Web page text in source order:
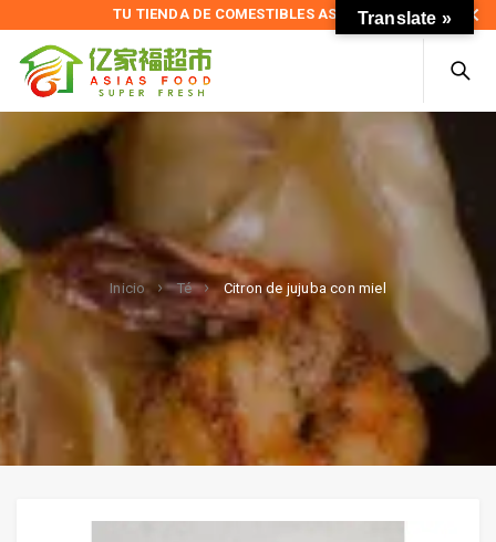
TU TIENDA DE COMESTIBLES ASIÁTICOS
Inicio Té Citron de jujuba con miel
Translate »